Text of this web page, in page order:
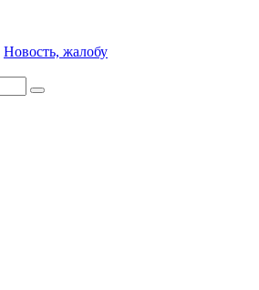
Новость, жалобу